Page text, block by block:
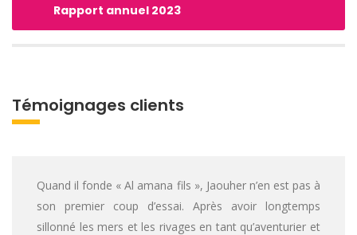
Rapport annuel 2023
Témoignages clients
Quand il fonde « Al amana fils », Jaouher n’en est pas à
son premier coup d’essai. Après avoir longtemps
sillonné les mers et les rivages en tant qu’aventurier et